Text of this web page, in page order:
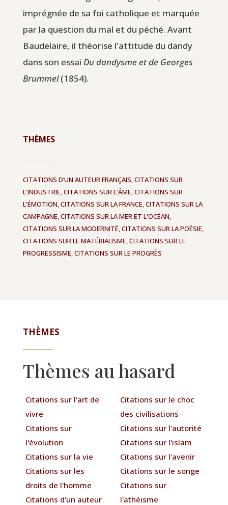
imprégnée de sa foi catholique et marquée
par la question du mal et du péché. Avant
Baudelaire, il théorise l'attitude du dandy
dans son essai Du dandysme et de Georges
Brummel(1854).
THÈMES
CITATIONS D’UN AUTEUR FRANÇAIS,CITATIONS SUR
L'INDUSTRIE,CITATIONS SUR L'ÂME,CITATIONS SUR
L'ÉMOTION,CITATIONS SUR LA FRANCE,CITATIONS SUR LA
CAMPAGNE,CITATIONS SUR LA MER ET L'OCÉAN,
CITATIONS SUR LA MODERNITÉ,CITATIONS SUR LA POÉSIE,
CITATIONS SUR LE MATÉRIALISME,CITATIONS SUR LE
PROGRESSISME,CITATIONS SUR LE PROGRÈS
THÈMES
Thèmes au hasard
Citations sur l'art de
vivre
Citations sur
l'évolution
Citations sur la vie
Citations sur les
droits de l'homme
Citations d'un auteur
Citations sur le choc
des civilisations
Citations sur l'autorité
Citations sur l'islam
Citations sur l'avenir
Citations sur le songe
Citations sur
l'athéisme